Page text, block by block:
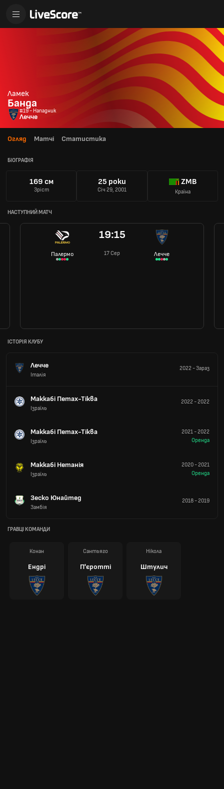
Ламек
Банда
#19 - Нападник
Лечче
Огляд Матчі Статистика
БІОГРАФІЯ
169 см
Зріст
25 роки
Січ 29, 2001
ZMB
Країна
НАСТУПНИЙ МАТЧ
Палермо
19:15
17 Сер Лечче
ІСТОРІЯ КЛУБУ
Лечче
Італія
2022-Зараз
Маккабі Петах-Тіква
Ізраїль
2022-2022
Маккабі Петах-Тіква
Ізраїль
2021-2022
Оренда
Маккабі Нетанія
Ізраїль
2020-2021
Оренда
Зеско Юнайтед
Замбія
2018-2019
ГРАВЦІ КОМАНДИ
Конан
Ендрі
Сантьяго
П'єротті
Нікола
Штулич